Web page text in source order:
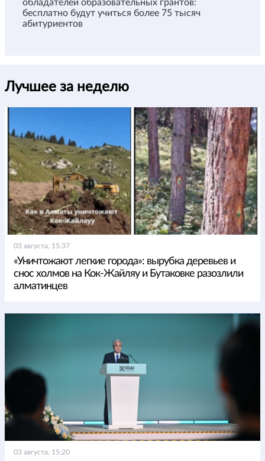
обладателей образовательных грантов:
бесплатно будут учиться более 75 тысяч
абитуриентов
Лучшее за неделю
03 августа, 15:37
«Уничтожают легкие города»: вырубка деревьев и
снос холмов на Кок-Жайляу и Бутаковке разозлили
алматинцев
03 августа, 15:20